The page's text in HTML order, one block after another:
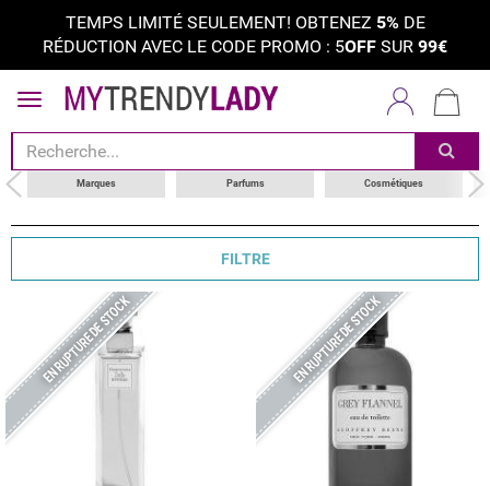
TEMPS LIMITÉ SEULEMENT! OBTENEZ 5%DE
RÉDUCTION AVEC LE CODE PROMO : 5OFF SUR 99€
Marques Parfums Cosmétiques
trier par
catégorie
marques
type de produit
FILTRE
EN RUPTURE DE STOCK EN RUPTURE DE STOCK